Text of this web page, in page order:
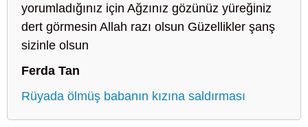
yorumladığınız için Ağzınız gözünüz yüreğiniz
dert görmesin Allah razı olsun Güzellikler şanş
sizinle olsun
Ferda Tan
Rüyada ölmüş babanın kızına saldırması